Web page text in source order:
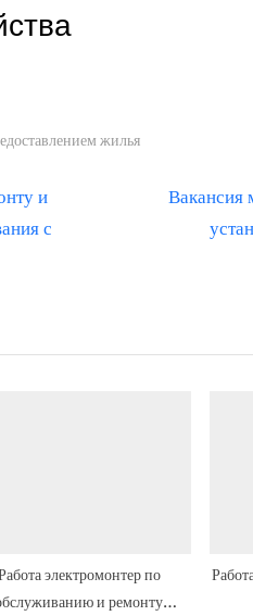
жилья
и
с
С
ю
с
Вакансия
электромонтер по
и ремонту